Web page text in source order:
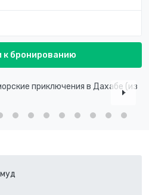
к бронированию